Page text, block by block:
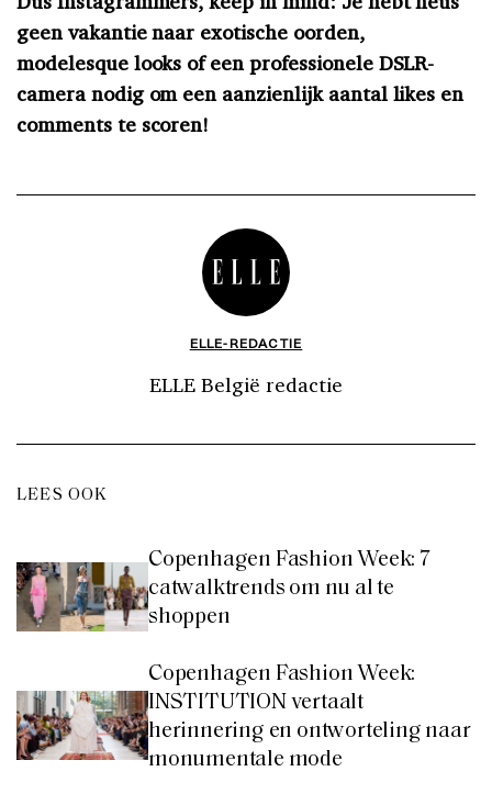
geen vakantie naar exotische oorden,
modelesque looks of een professionele DSLR-
camera nodig om een aanzienlijk aantal likes en
comments te scoren!
ELLE-REDACTIE
ELLE België redactie
LEES OOK
Copenhagen Fashion Week: 7
catwalktrends om nu al te
shoppen
Copenhagen Fashion Week:
INSTITUTION vertaalt
herinnering en ontworteling naar
monumentale mode